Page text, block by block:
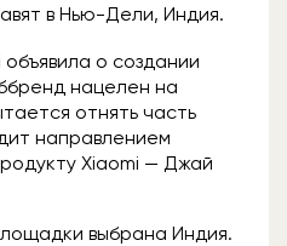
в Нью-Дели, Индия.
о создании
нацелен на
отнять часть
направлением
Xiaomi — Джай
выбрана Индия.